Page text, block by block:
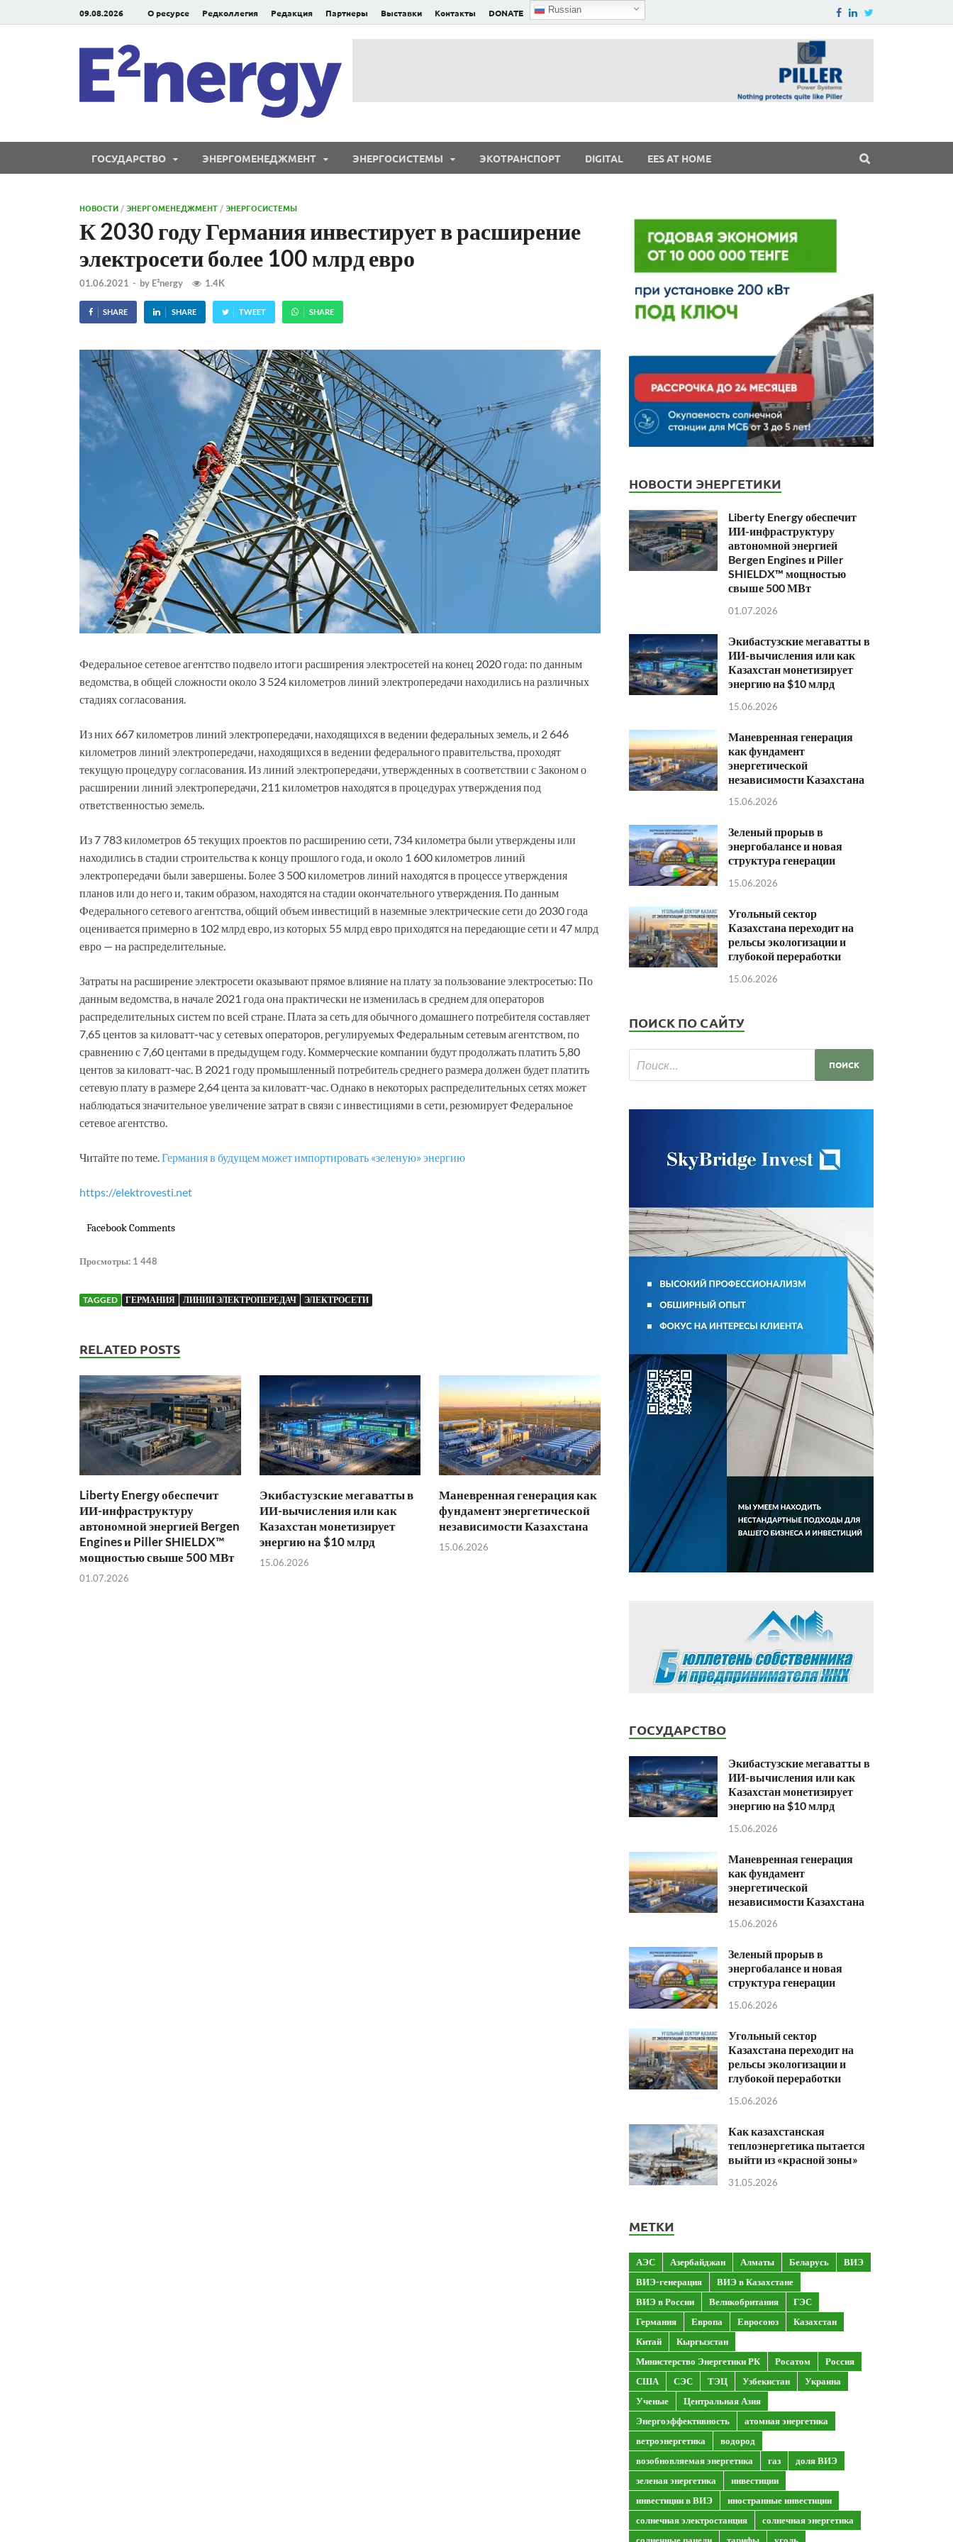
09.08.2026 О ресурсе Редколлегия Редакция Партнеры Выставки Контакты DONATE Russian
ГОСУДАРСТВО ЭНЕРГОМЕНЕДЖМЕНТ ЭНЕРГОСИСТЕМЫ ЭКОТРАНСПОРТ DIGITAL EES AT HOME
НОВОСТИ /ЭНЕРГОМЕНЕДЖМЕНТ /ЭНЕРГОСИСТЕМЫ
К 2030 году Германия инвестирует в расширение
электросети более 100 млрд евро
01.06.2021 - by E²nergy 1.4K
SHARE SHARE TWEET SHARE
Федеральное сетевое агентство подвело итоги расширения электросетей на конец 2020 года: по данным
ведомства, в общей сложности около 3 524 километров линий электропередачи находились на различных
стадиях согласования.
Из них 667 километров линий электропередачи, находящихся в ведении федеральных земель, и 2 646
километров линий электропередачи, находящихся в ведении федерального правительства, проходят
текущую процедуру согласования. Из линий электропередачи, утвержденных в соответствии с Законом о
расширении линий электропередачи, 211 километров находятся в процедурах утверждения под
ответственностью земель.
Из 7 783 километров 65 текущих проектов по расширению сети, 734 километра были утверждены или
находились в стадии строительства к концу прошлого года, и около 1 600 километров линий
электропередачи были завершены. Более 3 500 километров линий находятся в процессе утверждения
планов или до него и, таким образом, находятся на стадии окончательного утверждения. По данным
Федерального сетевого агентства, общий объем инвестиций в наземные электрические сети до 2030 года
оценивается примерно в 102 млрд евро, из которых 55 млрд евро приходятся на передающие сети и 47 млрд
евро — на распределительные.
Затраты на расширение электросети оказывают прямое влияние на плату за пользование электросетью: По
данным ведомства, в начале 2021 года она практически не изменилась в среднем для операторов
распределительных систем по всей стране. Плата за сеть для обычного домашнего потребителя составляет
7,65 центов за киловатт-час у сетевых операторов, регулируемых Федеральным сетевым агентством, по
сравнению с 7,60 центами в предыдущем году. Коммерческие компании будут продолжать платить 5,80
центов за киловатт-час. В 2021 году промышленный потребитель среднего размера должен будет платить
сетевую плату в размере 2,64 цента за киловатт-час. Однако в некоторых распределительных сетях может
наблюдаться значительное увеличение затрат в связи с инвестициями в сети, резюмирует Федеральное
сетевое агентство.
Читайте по теме.Германия в будущем может импортировать «зеленую» энергию
https://elektrovesti.net
Facebook Comments
Просмотры: 1 448
TAGGED ГЕРМАНИЯ ЛИНИИ ЭЛЕКТРОПЕРЕДАЧ ЭЛЕКТРОСЕТИ
RELATED POSTS
Liberty Energy обеспечит
ИИ-инфраструктуру
автономной энергией Bergen
Engines и Piller SHIELDX™
мощностью свыше 500 МВт
01.07.2026
Экибастузские мегаватты в
ИИ-вычисления или как
Казахстан монетизирует
энергию на $10 млрд
15.06.2026
Маневренная генерация как
фундамент энергетической
независимости Казахстана
15.06.2026
НОВОСТИ ЭНЕРГЕТИКИ
Liberty Energy обеспечит
ИИ-инфраструктуру
автономной энергией
Bergen Engines и Piller
SHIELDX™ мощностью
свыше 500 МВт
01.07.2026
Экибастузские мегаватты в
ИИ-вычисления или как
Казахстан монетизирует
энергию на $10 млрд
15.06.2026
Маневренная генерация
как фундамент
энергетической
независимости Казахстана
15.06.2026
Зеленый прорыв в
энергобалансе и новая
структура генерации
15.06.2026
Угольный сектор
Казахстана переходит на
рельсы экологизации и
глубокой переработки
15.06.2026
ПОИСК ПО САЙТУ
ГОСУДАРСТВО
Экибастузские мегаватты в
ИИ-вычисления или как
Казахстан монетизирует
энергию на $10 млрд
15.06.2026
Маневренная генерация
как фундамент
энергетической
независимости Казахстана
15.06.2026
Зеленый прорыв в
энергобалансе и новая
структура генерации
15.06.2026
Угольный сектор
Казахстана переходит на
рельсы экологизации и
глубокой переработки
15.06.2026
Как казахстанская
теплоэнергетика пытается
выйти из «красной зоны»
31.05.2026
МЕТКИ
АЭС Азербайджан Алматы Беларусь
ВИЭ
ВИЭ-генерация
ВИЭ в Казахстане
ВИЭ в России
Великобритания
ГЭС
Германия
Европа Евросоюз
Казахстан
Китай
Кыргызстан
Министерство Энергетики РК
Росатом
Россия
США
СЭС ТЭЦ Узбекистан
Украина
Ученые
Центральная Азия
Энергоэффективность
атомная энергетика
ветроэнергетика
водород
возобновляемая энергетика
газ
доля ВИЭ
зеленая энергетика
инвестиции
инвестиции в ВИЭ
иностранные инвестиции
солнечная электростанция
солнечная энергетика
солнечные панели
тарифы уголь